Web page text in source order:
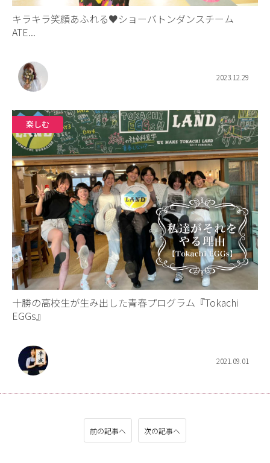
キラキラ笑顔あふれる♥︎︎ショーバトンダンスチーム
ATE...
2023.12.29
楽しむ
十勝の高校生が生み出した青春プログラム『Tokachi
EGGs』
2021.09.01
前の記事へ 次の記事へ